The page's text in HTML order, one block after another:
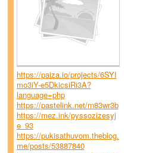
https://paiza.io/projects/6SYI
mo3iY-e5DkicsiRi3A?
language=php
https://pastelink.net/rn83wr3b
https://mez.ink/pyssozizesyj
e_93
https://pukisathuvom.theblog.
me/posts/53887840